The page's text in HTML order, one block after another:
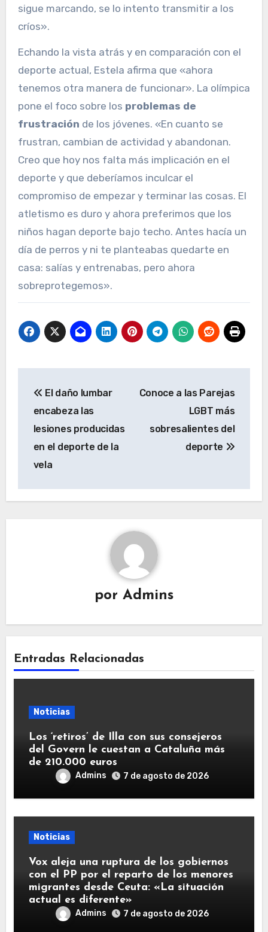
sigue marcando, se lo intento transmitir a los
críos».
Echando la vista atrás y en comparación con el
deporte actual, Estela afirma que «ahora
tenemos otra manera de funcionar». La olímpica
pone el foco sobre los problemas de
frustración de los jóvenes. «En cuanto se
frustran, cambian de actividad y abandonan.
Creo que hoy nos falta más implicación en el
deporte y que deberíamos inculcar el
compromiso de empezar y terminar las cosas. El
atletismo es duro y ahora preferimos que los
niños hagan deporte bajo techo. Antes hacía un
día de perros y ni te planteabas quedarte en
casa: salías y entrenabas, pero ahora
sobreprotegemos».
de
entradas
El daño lumbar
encabeza las
lesiones producidas
en el deporte de la
vela
Conoce a las Parejas
LGBT más
sobresalientes del
deporte
por Admins
Entradas Relacionadas
Noticias
Los ‘retiros’ de Illa con sus consejeros
del Govern le cuestan a Cataluña más
de 210.000 euros
Admins 7 de agosto de 2026
Noticias
Vox aleja una ruptura de los gobiernos
con el PP por el reparto de los menores
migrantes desde Ceuta: «La situación
actual es diferente»
Admins 7 de agosto de 2026